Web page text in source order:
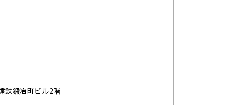
鉄鍛冶町ビル2階